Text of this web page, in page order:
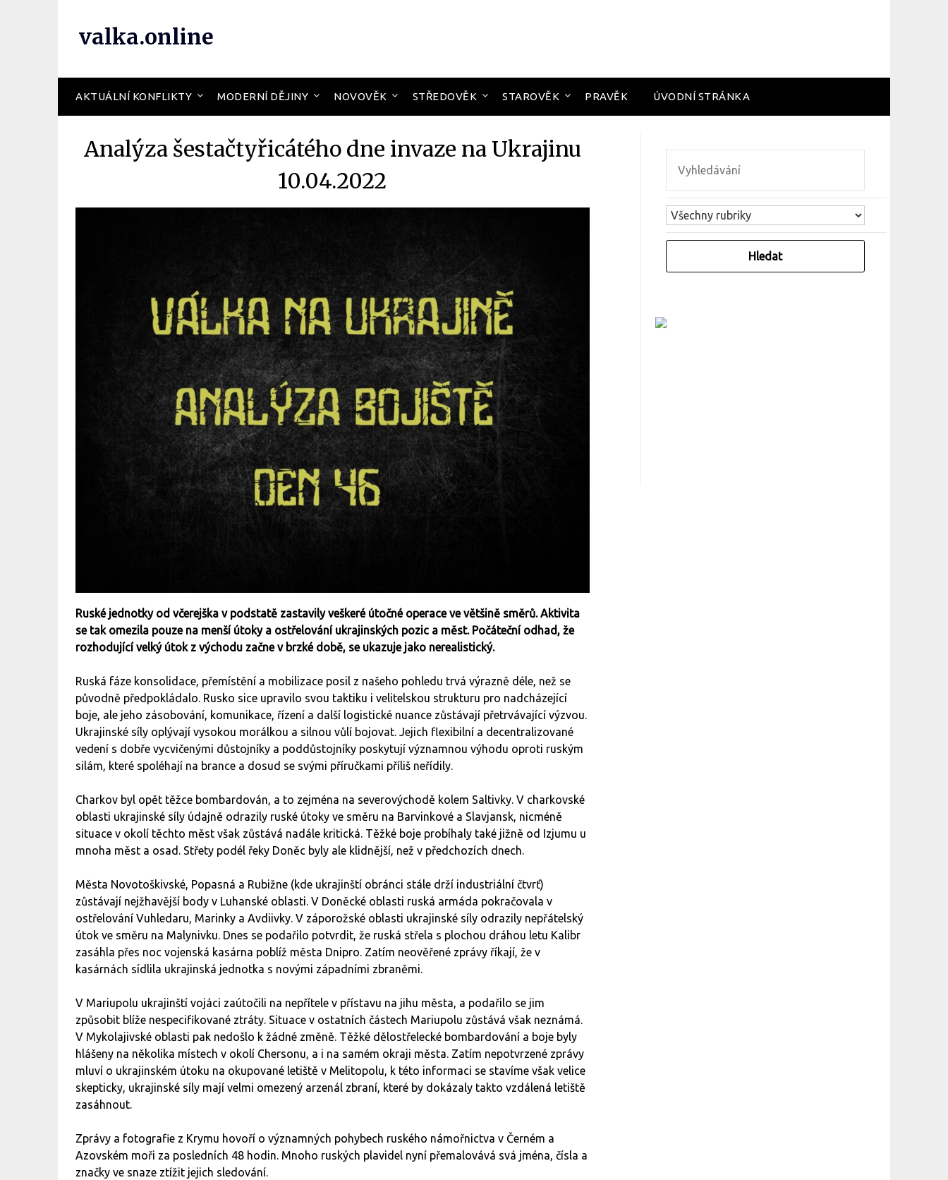
valka.online
AKTUÁLNÍ KONFLIKTY MODERNÍ DĚJINY NOVOVĚK STŘEDOVĚK STAROVĚK PRAVĚK ÚVODNÍ STRÁNKA
Analýza šestačtyřicátého dne invaze na Ukrajinu
10.04.2022
Ruské jednotky od včerejška v podstatě zastavily veškeré útočné operace ve většině směrů. Aktivita
se tak omezila pouze na menší útoky a ostřelování ukrajinských pozic a měst. Počáteční odhad, že
rozhodující velký útok z východu začne v brzké době, se ukazuje jako nerealistický.
Ruská fáze konsolidace, přemístění a mobilizace posil z našeho pohledu trvá výrazně déle, než se
původně předpokládalo. Rusko sice upravilo svou taktiku i velitelskou strukturu pro nadcházející
boje, ale jeho zásobování, komunikace, řízení a další logistické nuance zůstávají přetrvávající výzvou.
Ukrajinské síly oplývají vysokou morálkou a silnou vůlí bojovat. Jejich flexibilní a decentralizované
vedení s dobře vycvičenými důstojníky a poddůstojníky poskytují významnou výhodu oproti ruským
silám, které spoléhají na brance a dosud se svými příručkami příliš neřídily.
Charkov byl opět těžce bombardován, a to zejména na severovýchodě kolem Saltivky. V charkovské
oblasti ukrajinské síly údajně odrazily ruské útoky ve směru na Barvinkové a Slavjansk, nicméně
situace v okolí těchto měst však zůstává nadále kritická. Těžké boje probíhaly také jižně od Izjumu u
mnoha měst a osad. Střety podél řeky Doněc byly ale klidnější, než v předchozích dnech.
Města Novotoškivské, Popasná a Rubižne (kde ukrajinští obránci stále drží industriální čtvrť)
zůstávají nejžhavější body v Luhanské oblasti. V Doněcké oblasti ruská armáda pokračovala v
ostřelování Vuhledaru, Marinky a Avdiivky. V záporožské oblasti ukrajinské síly odrazily nepřátelský
útok ve směru na Malynivku. Dnes se podařilo potvrdit, že ruská střela s plochou dráhou letu Kalibr
zasáhla přes noc vojenská kasárna poblíž města Dnipro. Zatím neověřené zprávy říkají, že v
kasárnách sídlila ukrajinská jednotka s novými západními zbraněmi.
V Mariupolu ukrajinští vojáci zaútočili na nepřítele v přístavu na jihu města, a podařilo se jim
způsobit blíže nespecifikované ztráty. Situace v ostatních částech Mariupolu zůstává však neznámá.
V Mykolajivské oblasti pak nedošlo k žádné změně. Těžké dělostřelecké bombardování a boje byly
hlášeny na několika místech v okolí Chersonu, a i na samém okraji města. Zatím nepotvrzené zprávy
mluví o ukrajinském útoku na okupované letiště v Melitopolu, k této informaci se stavíme však velice
skepticky, ukrajinské síly mají velmi omezený arzenál zbraní, které by dokázaly takto vzdálená letiště
zasáhnout.
Zprávy a fotografie z Krymu hovoří o významných pohybech ruského námořnictva v Černém a
Azovském moři za posledních 48 hodin. Mnoho ruských plavidel nyní přemalovává svá jména, čísla a
značky ve snaze ztížit jejich sledování.